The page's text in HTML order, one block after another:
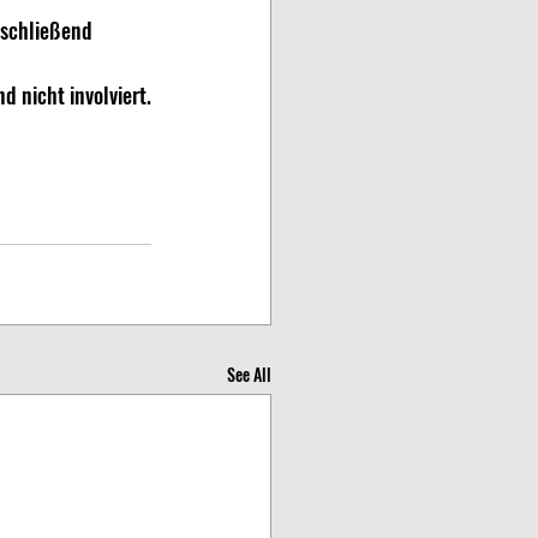
nicht involviert.
See All